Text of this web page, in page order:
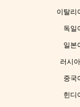
이탈리
독일
일본
러시
중국
힌디